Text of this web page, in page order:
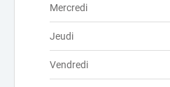
Mercredi
Jeudi
Vendredi